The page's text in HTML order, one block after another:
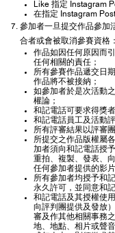
Like 指定 Instagram
在指定 Instagram
參加者一旦提交作品參加
合者或會被取消參賽資格：
作品如因任何原因而
任何相關的責任；
所有參賽作品遞交日
作品將不被接納；
如參加者於是次活動
權論；
和記電話可要求得獎
和記電話員工及活動
所有評審結果以評審
所提交之作品版權屬
加者須向和記電話授
重拍、複製、發表、
任何參加者提供的影
所有參加者均授予和
永久許可，並同意和
和記電話及其授權使
向評判團提供及發放
審及作其他相關事務
地、地點、相片或聲